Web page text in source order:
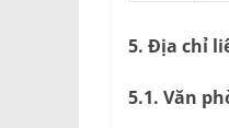
5. Địa chỉ
5.1. Văn